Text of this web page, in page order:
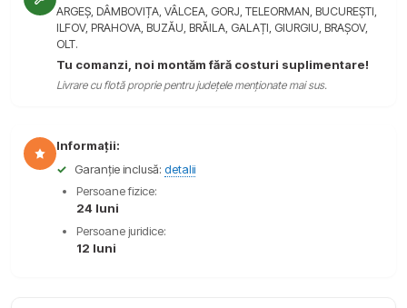
ARGEȘ, DÂMBOVIȚA, VÂLCEA, GORJ, TELEORMAN, BUCUREȘTI,
ILFOV, PRAHOVA, BUZĂU, BRĂILA, GALAȚI, GIURGIU, BRAȘOV,
OLT.
Tu comanzi, noi montăm fără costuri suplimentare!
Livrare cu flotă proprie pentru județele menționate mai sus.
Informații:
✓
Garanție inclusă: detalii
Persoane fizice:
24 luni
Persoane juridice:
12 luni